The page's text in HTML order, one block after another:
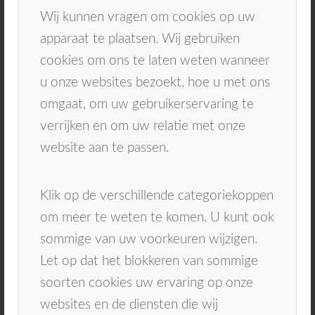
Wij kunnen vragen om cookies op uw
apparaat te plaatsen. Wij gebruiken
cookies om ons te laten weten wanneer
u onze websites bezoekt, hoe u met ons
omgaat, om uw gebruikerservaring te
verrijken en om uw relatie met onze
website aan te passen.
Klik op de verschillende categoriekoppen
om meer te weten te komen. U kunt ook
sommige van uw voorkeuren wijzigen.
Let op dat het blokkeren van sommige
soorten cookies uw ervaring op onze
websites en de diensten die wij
u aan om de privacy verklaringen van deze
websites te lezen voordat u daar verder
gebruik van maakt.
Het gebruik van cookies
praktijkwebsite maken wij gebruik van cookies.
Cookies zijn informatiebestandjes die bij het
bezoeken van een website automatisch
kunnen worden opgeslagen op of uitgelezen
van het device (zoals PC, tablet of
smartphone) van de bezoeker. Dat gebeurt via